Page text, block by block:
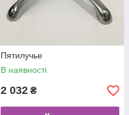
Пятилучье
В наявності
2 032 ₴